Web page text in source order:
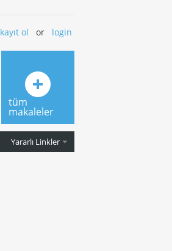
kayıt ol or login
Yararlı Linkler
tüm
makaleler